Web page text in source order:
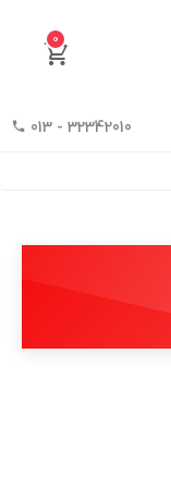
0
32342010 - 013